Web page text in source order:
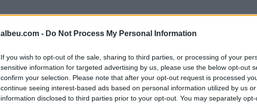
albeu.com - Do Not Process My Personal Information
If you wish to opt-out of the sale, sharing to third parties, or processing of your
sensitive information for targeted advertising by us, please use the below opt-out
confirm your selection. Please note that after your opt-out request is processed
continue seeing interest-based ads based on personal information utilized by us
information disclosed to third parties prior to your opt-out. You may separately